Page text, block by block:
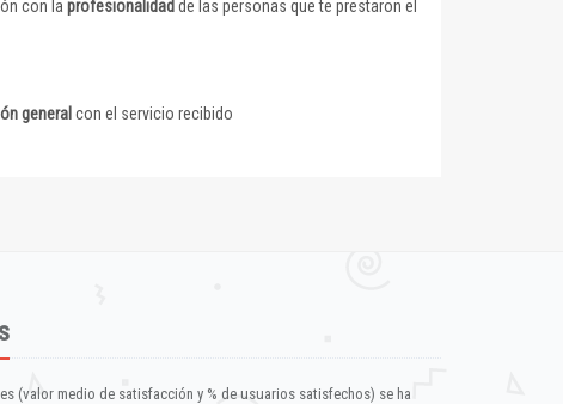
con la profesionalidad de las personas que te prestaron el
general con el servicio recibido
(valor medio de satisfacción y % de usuarios satisfechos) se ha